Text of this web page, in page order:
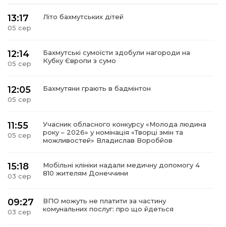
13:17
05 сер
Літо бахмутських дітей
12:14
05 сер
Бахмутські сумоїсти здобули нагороди на
Кубку Європи з сумо
12:05
05 сер
Бахмутяни грають в бадмінтон
11:55
05 сер
Учасник обласного конкурсу «Молода людина
року – 2026» у номінація «Творці змін та
можливостей» Владислав Воробйов
15:18
03 сер
Мобільні клініки надали медичну допомогу 4
810 жителям Донеччини
09:27
03 сер
ВПО можуть не платити за частину
комунальних послуг: про що йдеться